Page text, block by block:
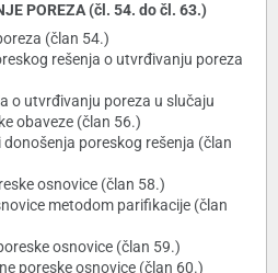
POREZA (čl. 54. do čl. 63.)
(član 54.)
rešenja o utvrđivanju poreza
o utvrđivanju poreza u slučaju
obaveze (član 56.)
poreskog rešenja (član
osnovice (član 58.)
metodom parifikacije (član
osnovice (član 59.)
poreske osnovice (član 60.)